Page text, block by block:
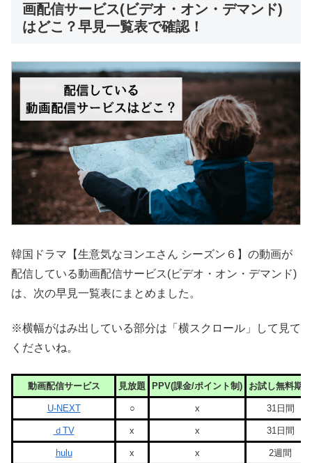
画配信サービス(ビデオ・オン・デマンド)
はどこ？早見一覧表で確認！
韓国ドラマ【生意気なヨンエさん シーズン６】の動画が
配信している動画配信サービス(ビデオ・オン・デマンド)
は、次の早見一覧表にまとめました。
※横幅がはみ出している部分は「横スクロール」して見て
くださいね。
動画配信サービス 見放題 PPV(課金/ポイント制) お試し無料期間
U-NEXT ○ x 31日間
ｄTV x x 31日間
hulu x x 2週間